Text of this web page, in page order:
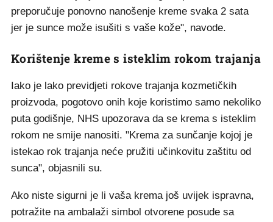
preporučuje ponovno nanošenje kreme svaka 2 sata
jer je sunce može isušiti s vaše kože", navode.
Korištenje kreme s isteklim rokom trajanja
Iako je lako previdjeti rokove trajanja kozmetičkih
proizvoda, pogotovo onih koje koristimo samo nekoliko
puta godišnje, NHS upozorava da se krema s isteklim
rokom ne smije nanositi. "Krema za sunčanje kojoj je
istekao rok trajanja neće pružiti učinkovitu zaštitu od
sunca", objasnili su.
Ako niste sigurni je li vaša krema još uvijek ispravna,
potražite na ambalaži simbol otvorene posude sa